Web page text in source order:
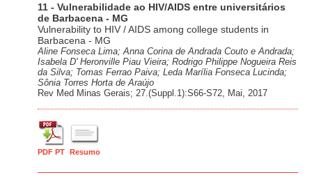
11 - Vulnerabilidade ao HIV/AIDS entre universitários
de Barbacena - MG
Vulnerability to HIV / AIDS among college students in
Barbacena - MG
Aline Fonseca Lima; Anna Corina de Andrada Couto e Andrada;
Isabela D' Heronville Piau Vieira; Rodrigo Philippe Nogueira Reis
da Silva; Tomas Ferrao Paiva; Leda Marília Fonseca Lucinda;
Sônia Torres Horta de Araújo
Rev Med Minas Gerais; 27.(Suppl.1):S66-S72, Mai, 2017
PDF PT Resumo